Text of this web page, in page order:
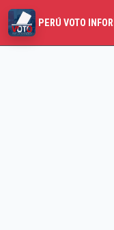
PERÚ VOTO